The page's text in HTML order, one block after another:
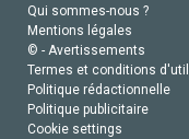
Qui sommes-nous ?
Mentions légales
© - Avertissements
Termes et conditions
Politique rédactionnelle
Politique publicitaire
Cookie settings